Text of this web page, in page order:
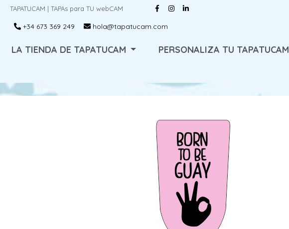
TAPATUCAM | TAPAs para TU webCAM
+34 673 369 249
hola@tapatucam.com
LA TIENDA DE TAPATUCAM PERSONALIZA TU TAPATUCAM